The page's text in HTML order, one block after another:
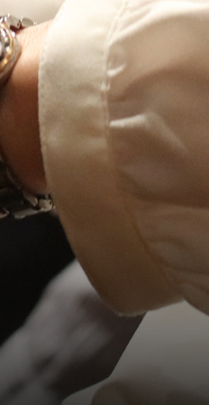
LA CUISINE
l’unité